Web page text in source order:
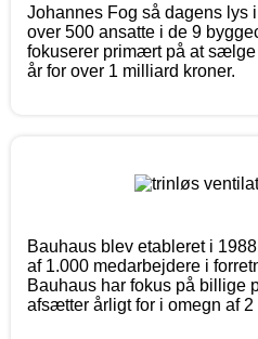
Johannes Fog så dagens lys
over 500 ansatte i de 9
fokuserer primært på at
år for over 1 milliard kroner.
Bauhaus blev etableret i
af 1.000 medarbejdere i
Bauhaus har fokus på billige
afsætter årligt for i omegn af 2